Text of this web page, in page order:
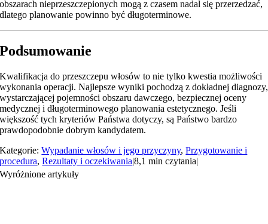
obszarach nieprzeszczepionych mogą z czasem nadal się przerzedzać,
dlatego planowanie powinno być długoterminowe.
Podsumowanie
Kwalifikacja do przeszczepu włosów to nie tylko kwestia możliwości
wykonania operacji. Najlepsze wyniki pochodzą z dokładnej diagnozy,
wystarczającej pojemności obszaru dawczego, bezpiecznej oceny
medycznej i długoterminowego planowania estetycznego. Jeśli
większość tych kryteriów Państwa dotyczy, są Państwo bardzo
prawdopodobnie dobrym kandydatem.
Kategorie:Wypadanie włosów i jego przyczyny,Przygotowanie i
procedura,Rezultaty i oczekiwania|8,1 min czytania|
Wyróżnione artykuły